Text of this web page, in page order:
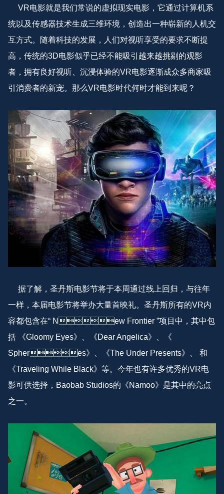
VR电影就是我们常说的虚拟现实电影，它通过计算机系
统以及传感器技术生成三维环境，创造出一种崭新的人机交
互方式。随着科技的发展，人们对视听享受的要求不断提
高，传统的3D电影似乎已经不能吸引越来越挑剔的观影
者，拥有良好视听、沉浸体验的VR电影逐渐成众多商家吸
引消费者的新宠。那么VR电影时代何时才能到来呢？
据了解，圣丹斯电影节将于本周通过线上回归，与往年
一样，本届电影节将举办大量首映礼。圣丹斯所有的VR内
容都包含在“ New Frontier ”项目中，其中包
括 《Gloomy Eyes》、《Dear Angelica》、《
Spheres》、《The Under Presents》、 和
《Traveling While Black》等。今年也有许多优秀的VR电
影可供选择，Baobab Studios的《Namoo》是其中的亮点
之一。